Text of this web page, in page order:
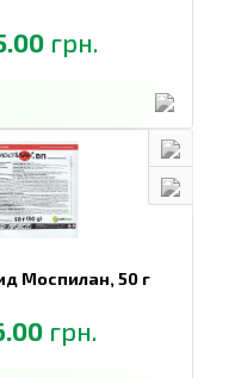
грн.
Моспилан, 50 г
грн.